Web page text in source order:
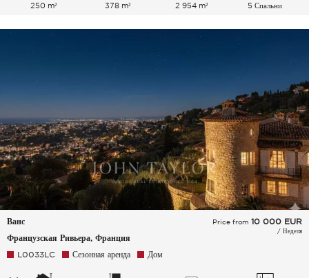
250 m² 378 m² 2 954 m² 5 Спальни
Ванс
Французская Ривьера, Франция
Price from 10 000 EUR
/ Неделя
L0033LC Сезонная аренда Дом